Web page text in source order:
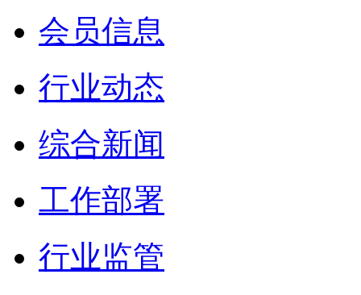
会员信息
行业动态
综合新闻
工作部署
行业监管